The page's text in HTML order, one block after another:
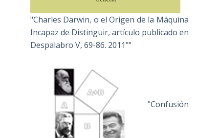
"Charles Darwin, o el Origen de la Máquina
Incapaz de Distinguir, artículo publicado en
Despalabro V, 69-86. 2011""
"Confusión